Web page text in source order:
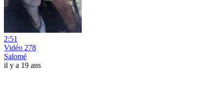
2:51
Vidéo 278
Salomé
il y a 19 ans